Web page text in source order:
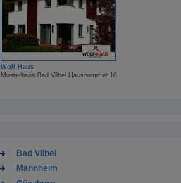
Wolf Haus
Musterhaus Bad Vilbel Hausnummer 16
Bad Vilbel
Mannheim